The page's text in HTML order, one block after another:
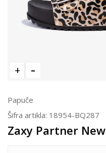
Papuče
Šifra artikla: 18954-BQ287
Zaxy Partner New